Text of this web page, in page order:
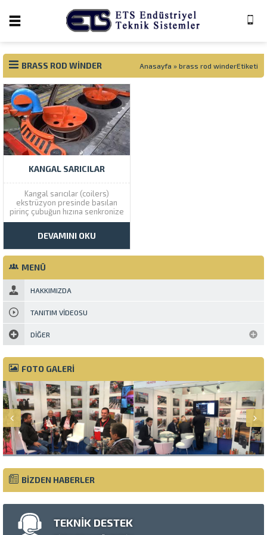
BRASS ROD WINDER Anasayfa » brass rod winderEtiketi
KANGAL SARICILAR
Kangal sarıcılar (coilers)
ekstrüzyon presinde basılan
pirinç çubuğun hızına senkronize
olarak kangal şeklinde
-1500mm çaplarda üretimi
vardır. Malzeme hızı maksimum
6m/sn dir.
DEVAMINI OKU
MENÜ
HAKKIMIZDA
TANITIM VIDEOSU
DIĞER
FOTO GALERİ
BİZDEN HABERLER
TEKNİK DESTEK